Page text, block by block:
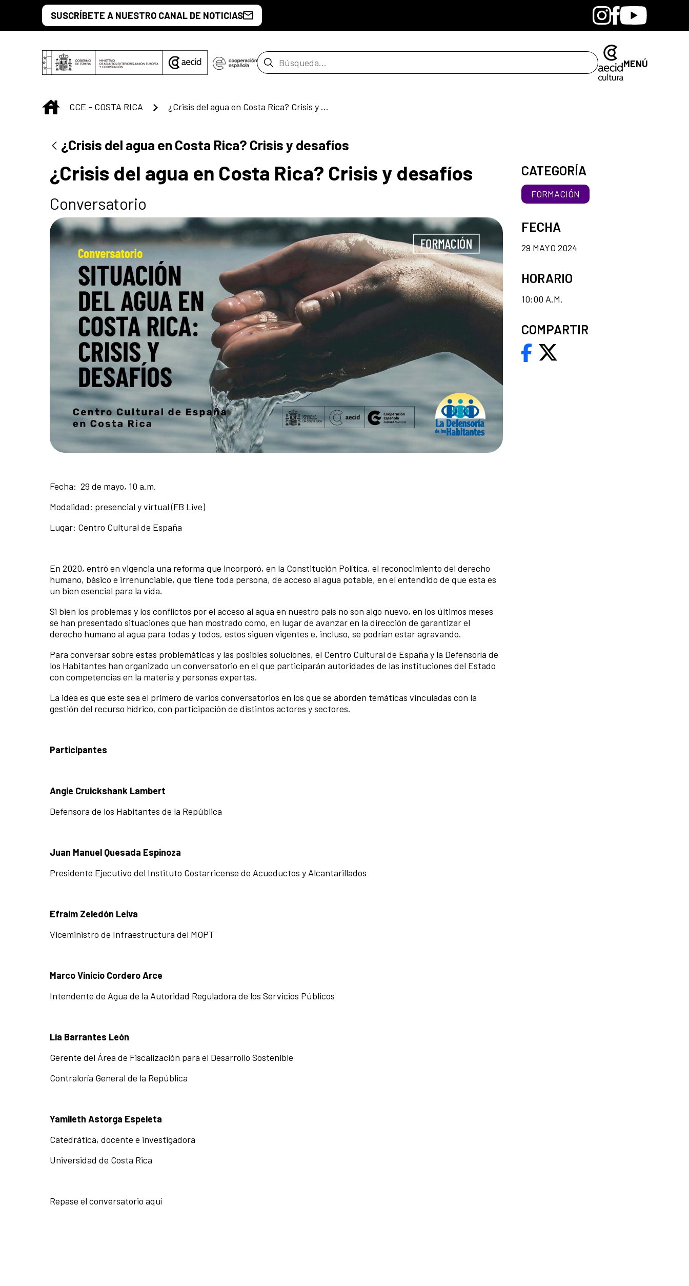
Saltar al contenido principal
SUSCRÍBETE A NUESTRO CANAL DE NOTICIAS BandcampInstagram
Facebook
Youtube
Barra de búsqueda MENÚ
INICIO
CCE - COSTA RICA ¿Crisis del agua en Costa Rica? Crisis y desafíos
¿Crisis del agua en Costa Rica? Crisis y desafíos
¿Crisis del agua en Costa Rica? Crisis y desafíos
Conversatorio
Fecha: 29 de mayo, 10 a.m.
Modalidad: presencial y virtual (FB Live)
Lugar: Centro Cultural de España
En 2020, entró en vigencia una reforma que incorporó, en la Constitución Política, el reconocimiento del derecho
humano, básico e irrenunciable, que tiene toda persona, de acceso al agua potable, en el entendido de que esta es
un bien esencial para la vida.
Si bien los problemas y los conflictos por el acceso al agua en nuestro país no son algo nuevo, en los últimos meses
se han presentado situaciones que han mostrado como, en lugar de avanzar en la dirección de garantizar el
derecho humano al agua para todas y todos, estos siguen vigentes e, incluso, se podrían estar agravando.
Para conversar sobre estas problemáticas y las posibles soluciones, el Centro Cultural de España y la Defensoría de
los Habitantes han organizado un conversatorio en el que participarán autoridades de las instituciones del Estado
con competencias en la materia y personas expertas.
La idea es que este sea el primero de varios conversatorios en los que se aborden temáticas vinculadas con la
gestión del recurso hídrico, con participación de distintos actores y sectores.
Participantes
Angie Cruickshank Lambert
Defensora de los Habitantes de la República
Juan Manuel Quesada Espinoza
Presidente Ejecutivo del Instituto Costarricense de Acueductos y Alcantarillados
Efraím Zeledón Leiva
Viceministro de Infraestructura del MOPT
Marco Vinicio Cordero Arce
Intendente de Agua de la Autoridad Reguladora de los Servicios Públicos
Lía Barrantes León
Gerente del Área de Fiscalización para el Desarrollo Sostenible
Contraloría General de la República
Yamileth Astorga Espeleta
Catedrática, docente e investigadora
Universidad de Costa Rica
Repase el conversatorio aquí
CATEGORÍA
FORMACIÓN
FECHA
29 MAYO 2024
HORARIO
10:00 A.M.
COMPARTIR